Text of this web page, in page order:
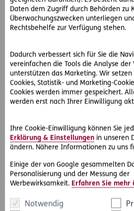
Daten dem Zugriff durch Behörden zu
Überwachungszwecken unterliegen
Rechtsbehelfe zur Verfügung stehen.
Dadurch verbessert sich für Sie die
vereinfachen die Tools die Analyse der
unterstützen das Marketing. Wir
Cookies, Statistik- und Marketing-
Cookies werden immer gespeichert.
werden erst nach Ihrer Einwilligung
Ihre Cookie-Einwilligung können Sie
Erklärung & Einstellungen in unseren
ändern. Nähere Informationen zu uns
Einige der von Google gesammelten
Personalisierung und der Messung der
Werbewirksamkeit. Erfahren Sie mehr
Notwendig
Waldeigentümer trifft grundsätzlich
Abwendung der Gefahr von
öffentlichen Straßen und Wegen
Diese Bestimmung des
nachbarrechtliche Haftung nach
Bürgerlichen Gesetzbuch.
hier gar nicht anwendbar.
Ansprüchen hält der OGH fest:
Diese begründen nur einen
Beseitigung, nicht aber auf
Zustandes oder auf Geldausgleich.
Ansprüche ausgeschlossen, wenn es
Naturereignisse handelt, die ohne
Darüber hinaus besteht ein